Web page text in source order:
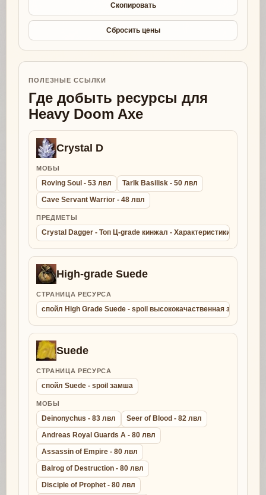
Скопировать
Сбросить цены
ПОЛЕЗНЫЕ ССЫЛКИ
Где добыть ресурсы для
Heavy Doom Axe
Crystal D
МОБЫ
Roving Soul - 53 лвл
Tarlk Basilisk - 50 лвл
Cave Servant Warrior - 48 лвл
ПРЕДМЕТЫ
Crystal Dagger - Топ Ц-grade кинжал - Характеристики -
High-grade Suede
СТРАНИЦА РЕСУРСА
спойл High Grade Suede - spoil высококачаственная замша
Suede
СТРАНИЦА РЕСУРСА
спойл Suede - spoil замша
МОБЫ
Deinonychus - 83 лвл
Seer of Blood - 82 лвл
Andreas Royal Guards A - 80 лвл
Assassin of Empire - 80 лвл
Balrog of Destruction - 80 лвл
Disciple of Prophet - 80 лвл